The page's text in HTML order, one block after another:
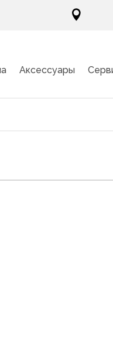

Аксессуары